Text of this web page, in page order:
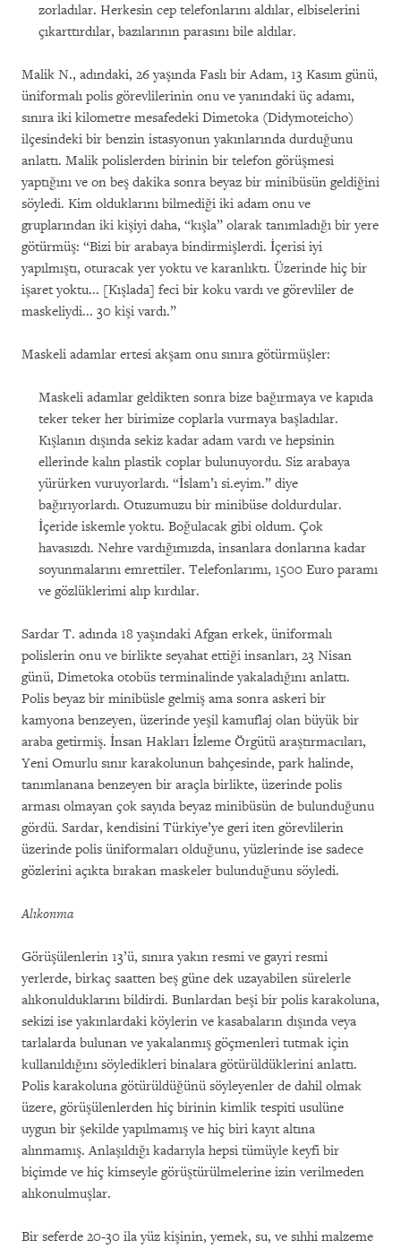
zorladılar. Herkesin cep telefonlarını aldılar, elbiselerini
çıkarttırdılar, bazılarının parasını bile aldılar.
Malik N., adındaki, 26 yaşında Faslı bir Adam, 13 Kasım günü,
üniformalı polis görevlilerinin onu ve yanındaki üç adamı,
sınıra iki kilometre mesafedeki Dimetoka (Didymoteicho)
ilçesindeki bir benzin istasyonun yakınlarında durduğunu
anlattı. Malik polislerden birinin bir telefon görüşmesi
yaptığını ve on beş dakika sonra beyaz bir minibüsün geldiğini
söyledi. Kim olduklarını bilmediği iki adam onu ve
gruplarından iki kişiyi daha, “kışla” olarak tanımladığı bir yere
götürmüş: “Bizi bir arabaya bindirmişlerdi. İçerisi iyi
yapılmıştı, oturacak yer yoktu ve karanlıktı. Üzerinde hiç bir
işaret yoktu... [Kışlada] feci bir koku vardı ve görevliler de
maskeliydi... 30 kişi vardı.”
Maskeli adamlar ertesi akşam onu sınıra götürmüşler:
Maskeli adamlar geldikten sonra bize bağırmaya ve kapıda
teker teker her birimize coplarla vurmaya başladılar.
Kışlanın dışında sekiz kadar adam vardı ve hepsinin
ellerinde kalın plastik coplar bulunuyordu. Siz arabaya
yürürken vuruyorlardı. “İslam’ı si.eyim.” diye
bağırıyorlardı. Otuzumuzu bir minibüse doldurdular.
İçeride iskemle yoktu. Boğulacak gibi oldum. Çok
havasızdı. Nehre vardığımızda, insanlara donlarına kadar
soyunmalarını emrettiler. Telefonlarımı, 1500 Euro paramı
ve gözlüklerimi alıp kırdılar.
Sardar T. adında 18 yaşındaki Afgan erkek, üniformalı
polislerin onu ve birlikte seyahat ettiği insanları, 23 Nisan
günü, Dimetoka otobüs terminalinde yakaladığını anlattı.
Polis beyaz bir minibüsle gelmiş ama sonra askeri bir
kamyona benzeyen, üzerinde yeşil kamuflaj olan büyük bir
araba getirmiş. İnsan Hakları İzleme Örgütü araştırmacıları,
Yeni Omurlu sınır karakolunun bahçesinde, park halinde,
tanımlanana benzeyen bir araçla birlikte, üzerinde polis
arması olmayan çok sayıda beyaz minibüsün de bulunduğunu
gördü. Sardar, kendisini Türkiye’ye geri iten görevlilerin
üzerinde polis üniformaları olduğunu, yüzlerinde ise sadece
gözlerini açıkta bırakan maskeler bulunduğunu söyledi.
Alıkonma
Görüşülenlerin 13’ü, sınıra yakın resmi ve gayri resmi
yerlerde, birkaç saatten beş güne dek uzayabilen sürelerle
alıkonulduklarını bildirdi. Bunlardan beşi bir polis karakoluna,
sekizi ise yakınlardaki köylerin ve kasabaların dışında veya
tarlalarda bulunan ve yakalanmış göçmenleri tutmak için
kullanıldığını söyledikleri binalara götürüldüklerini anlattı.
Polis karakoluna götürüldüğünü söyleyenler de dahil olmak
üzere, görüşülenlerden hiç birinin kimlik tespiti usulüne
uygun bir şekilde yapılmamış ve hiç biri kayıt altına
alınmamış. Anlaşıldığı kadarıyla hepsi tümüyle keyfi bir
biçimde ve hiç kimseyle görüştürülmelerine izin verilmeden
alıkonulmuşlar.
Bir seferde 20-30 ila yüz kişinin, yemek, su, ve sıhhi malzeme